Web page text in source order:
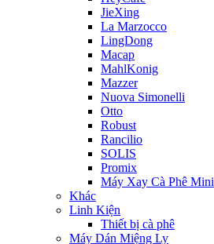
JieXing
La Marzocco
LingDong
Macap
MahlKonig
Mazzer
Nuova Simonelli
Otto
Robust
Rancilio
SOLIS
Promix
Máy Xay Cà Phê Mini
Khác
Linh Kiện
Thiết bị cà phê
Máy Dán Miệng Ly